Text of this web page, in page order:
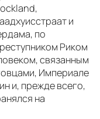
и
по
Риком
связанным
Империале
и, прежде всего,
на